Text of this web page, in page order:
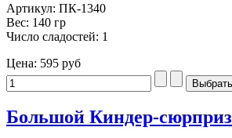
Артикул: ПК-1340
Вес: 140 гр
Число сладостей: 1
Цена: 595 руб
Большой Киндер-сюрприз